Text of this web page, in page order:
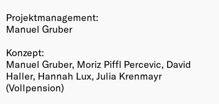
Projektmanagement:
Manuel Gruber
Konzept:
Manuel Gruber, Moriz Piffl Percevic, David
Haller, Hannah Lux, Julia Krenmayr
(Vollpension)